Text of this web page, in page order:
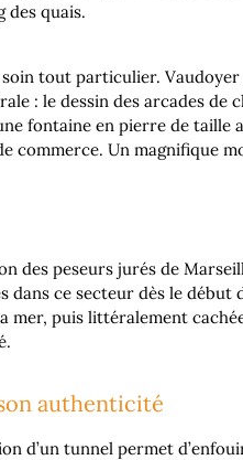
des quais.
soin tout particulier. Vaudoyer
: le dessin des arcades de
fontaine en pierre de taille
commerce. Un magnifique
des peseurs jurés de
dans ce secteur dès le début
mer, puis littéralement
authenticité
d’un tunnel permet